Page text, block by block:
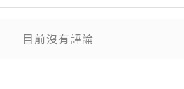
目前沒有評論